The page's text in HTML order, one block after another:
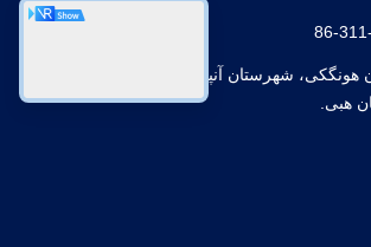
86-
هونگکی، شهرستان آنپینگ، شهر هنگ
هبی.